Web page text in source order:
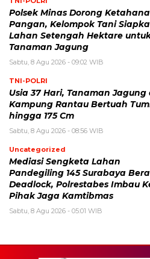
Polsek Minas Dorong
Pangan, Kelompok Tani
Lahan Setengah Hektare
Tanaman Jagung
Sabtu, 8 Agu 2026 - 09:02 WIB
TNI-POLRI
Usia 37 Hari, Tanaman Jagung
Kampung Rantau Bertuah
hingga 175 Cm
Sabtu, 8 Agu 2026 - 08:56 WIB
Uncategorized
Mediasi Sengketa Lahan
Pandegiling 145 Surabaya
Deadlock, Polrestabes Imbau
Pihak Jaga Kamtibmas
Sabtu, 8 Agu 2026 - 05:01 WIB